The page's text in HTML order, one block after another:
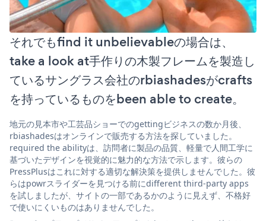
それでもfind it unbelievableの場合は、
take a look at手作りの木製フレームを製造し
ているサングラス会社のrbiashadesがcrafts
を持っているものをbeen able to create。
地元の見本市や工芸品ショーでのgettingビジネスの数か月後、
rbiashadesはオンラインで販売する方法を探していました。
required the abilityは、訪問者に製品の品質、軽量で人間工学に
基づいたデザインを視覚的に魅力的な方法で示します。彼らの
PressPlusはこれに対する適切な解決策を提供しませんでした。彼
らはpowrスライダーを見つける前にdifferent third-party apps
を試しましたが、サイトの一部であるかのように見えず、不格好
で使いにくいものはありませんでした。